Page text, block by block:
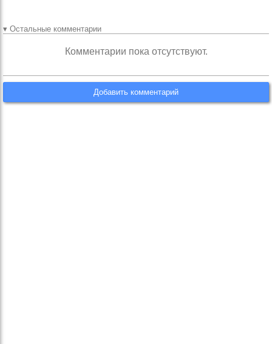
▾ Остальные комментарии
Комментарии пока отсутствуют.
Добавить комментарий